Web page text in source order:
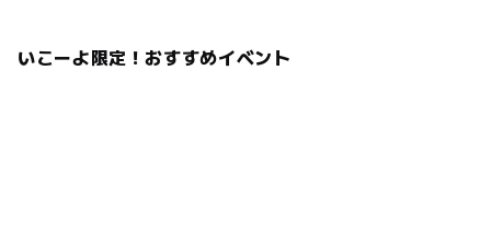
いこーよ限定！おすすめイベント